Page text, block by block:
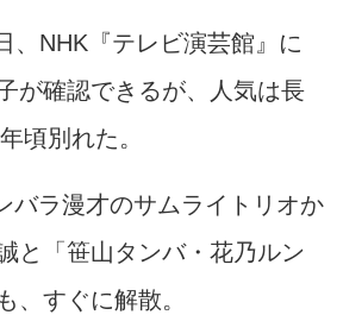
NHK『テレビ演芸館』に
が確認できるが、人気は長
頃別れた。
バラ漫才のサムライトリオか
と「笹山タンバ・花乃ルン
、すぐに解散。